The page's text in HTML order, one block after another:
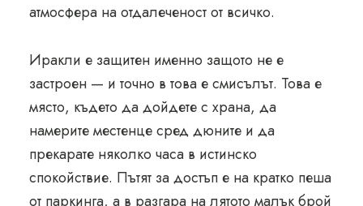
атмосфера на отдалеченост от всичко.
Иракли е защитен именно защото не е
застроен — и точно в това е смисълът. Това е
място, където да дойдете с храна, да
намерите местенце сред дюните и да
прекарате няколко часа в истинско
спокойствие. Пътят за достъп е на кратко пеша
от паркинга, а в разгара на лятото малък брой